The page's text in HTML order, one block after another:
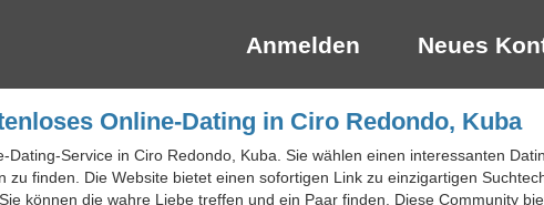
Anmelden Neues
Online-Dating in Ciro Redondo, Kuba
Dating-Service in Ciro Redondo, Kuba. Sie wählen einen interessanten
zu finden. Die Website bietet einen sofortigen Link zu einzigartigen
können die wahre Liebe treffen und ein Paar finden. Diese Community